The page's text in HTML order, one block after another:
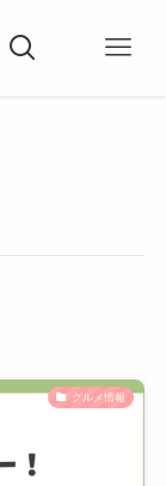
グルメ情報